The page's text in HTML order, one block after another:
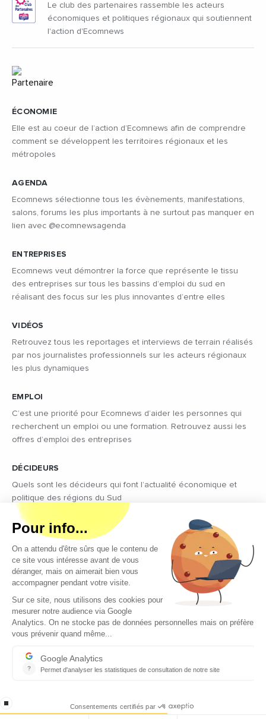
ÉCONOMIE
Elle est au coeur de l’action d’Ecomnews afin de comprendre
comment se développent les territoires régionaux et les
métropoles
AGENDA
Ecomnews sélectionne tous les évènements, manifestations,
salons, forums les plus importants à ne surtout pas manquer en
lien avec @ecomnewsagenda
ENTREPRISES
Ecomnews veut démontrer la force que représente le tissu
des entreprises sur tous les bassins d’emploi du sud en
réalisant des focus sur les plus innovantes d’entre elles
VIDÉOS
Retrouvez tous les reportages et interviews de terrain réalisés
par nos journalistes professionnels sur les acteurs régionaux
les plus dynamiques
EMPLOI
C’est une priorité pour Ecomnews d’aider les personnes qui
recherchent un emploi ou une formation. Retrouvez aussi les
offres d’emploi des entreprises
DÉCIDEURS
Quels sont les décideurs qui font l’actualité économique et
politique des régions du Sud
Le club des partenaires rassemble les acteurs
économiques et politiques régionaux qui soutiennent
l'action d'Ecomnews
Copyright © 2026 - Tous droits réservés
Qui sommes-nous ?
Contact
Conditions générales d’utilisation